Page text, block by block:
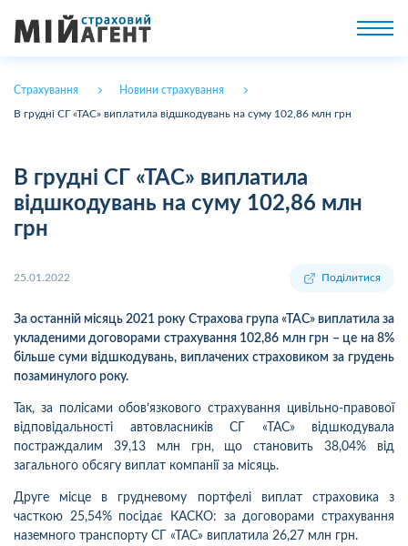
Страхування Новини страхування
В грудні СГ «ТАС» виплатила відшкодувань на суму 102,86 млн грн
В грудні СГ «ТАС» виплатила
відшкодувань на суму 102,86 млн
грн
25.01.2022 Поділитися
За останній місяць 2021 року Страхова група «ТАС» виплатила за
укладеними договорами страхування 102,86 млн грн – це на 8%
більше суми відшкодувань, виплачених страховиком за грудень
позаминулого року.
Так, за полісами обов’язкового страхування цивільно-правової
відповідальності автовласників СГ «ТАС» відшкодувала
постраждалим 39,13 млн грн, що становить 38,04% від
загального обсягу виплат компанії за місяць.
Друге місце в грудневому портфелі виплат страховика з
часткою 25,54% посідає КАСКО: за договорами страхування
наземного транспорту СГ «ТАС» виплатила 26,27 млн грн.